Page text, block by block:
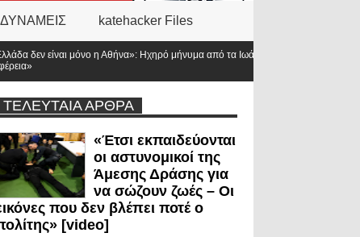
katehacker Files
μήνυμα από τα Ιωάννινα – «66 από τους 168 πεσόντες αστυνομικούς
ΤΕΛΕΥΤΑΙΑ ΑΡΘΡΑ
«Έτσι εκπαιδεύονται
οι αστυνομικοί της
Άμεσης Δράσης για
να σώζουν ζωές – Οι
που δεν βλέπει ποτέ ο
[video]